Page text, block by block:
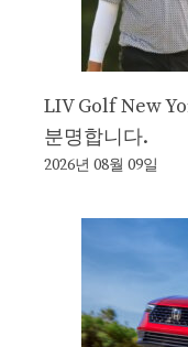
LIV Golf New
분명합니다.
2026년 08월 09일